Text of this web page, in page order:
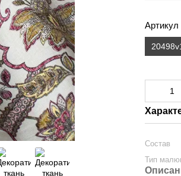
Артикул
Состав
Тип